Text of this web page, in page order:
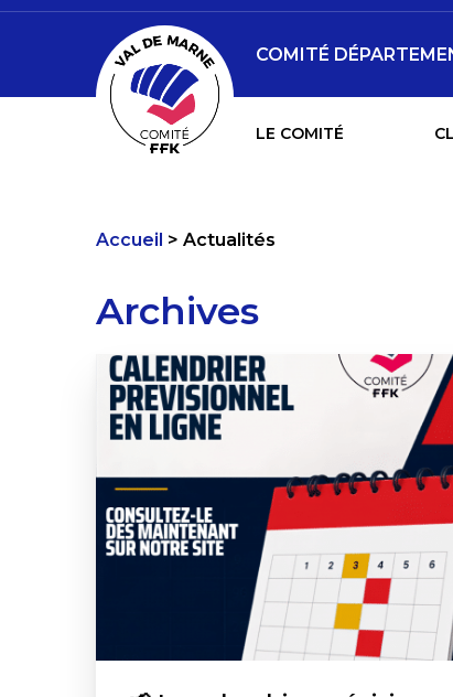
LE COMITÉ
COMITÉ
Accueil Actualités
Archives